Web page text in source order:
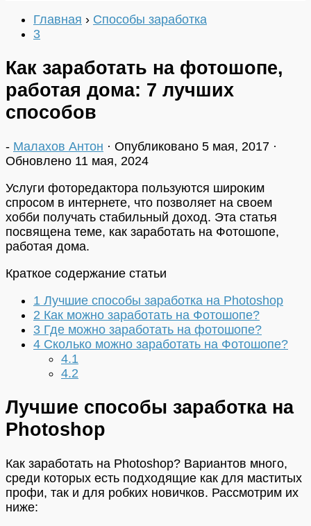
Главная › Способы заработка
3
Как заработать на фотошопе,
работая дома: 7 лучших
способов
- Малахов Антон · Опубликовано 5 мая, 2017 ·
Обновлено 11 мая, 2024
Услуги фоторедактора пользуются широким
спросом в интернете, что позволяет на своем
хобби получать стабильный доход. Эта статья
посвящена теме, как заработать на Фотошопе,
работая дома.
Краткое содержание статьи
1 Лучшие способы заработка на Photoshop
2 Как можно заработать на Фотошопе?
3 Где можно заработать на фотошопе?
4 Сколько можно заработать на Фотошопе?
4.1
4.2
Лучшие способы заработка на
Photoshop
Как заработать на Photoshop? Вариантов много,
среди которых есть подходящие как для маститых
профи, так и для робких новичков. Рассмотрим их
ниже: